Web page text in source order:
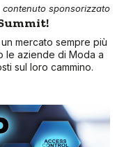
contenuto sponsorizzato
mercato sempre più
le aziende di Moda a
sul loro cammino.